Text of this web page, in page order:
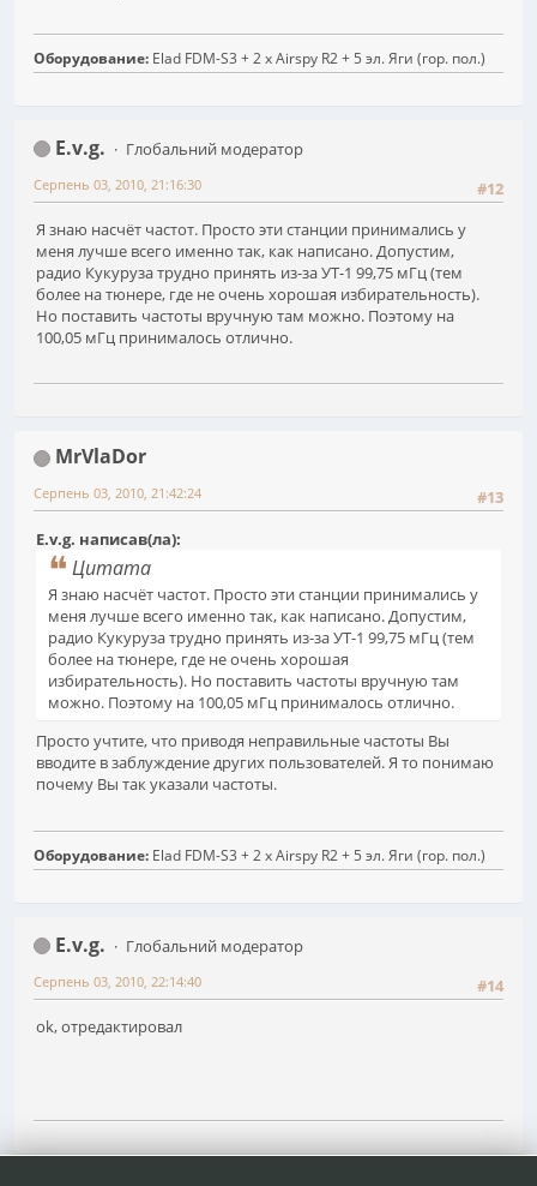
Оборудование: Elad FDM-S3 + 2 х Airspy R2 + 5 эл. Яги (гор. пол.)
E.v.g.
Глобальний модератор
#12
Серпень 03, 2010, 21:16:30
Я знаю насчёт частот. Просто эти станции принимались у
меня лучше всего именно так, как написано. Допустим,
радио Кукуруза трудно принять из-за УТ-1 99,75 мГц (тем
более на тюнере, где не очень хорошая избирательность).
Но поставить частоты вручную там можно. Поэтому на
100,05 мГц принималось отлично.
MrVlaDor
#13
Серпень 03, 2010, 21:42:24
E.v.g. написав(ла):
Цитата
Я знаю насчёт частот. Просто эти станции принимались у
меня лучше всего именно так, как написано. Допустим,
радио Кукуруза трудно принять из-за УТ-1 99,75 мГц (тем
более на тюнере, где не очень хорошая
избирательность). Но поставить частоты вручную там
можно. Поэтому на 100,05 мГц принималось отлично.
Просто учтите, что приводя неправильные частоты Вы
вводите в заблуждение других пользователей. Я то понимаю
почему Вы так указали частоты.
Оборудование: Elad FDM-S3 + 2 х Airspy R2 + 5 эл. Яги (гор. пол.)
E.v.g.
Глобальний модератор
#14
Серпень 03, 2010, 22:14:40
ok, отредактировал